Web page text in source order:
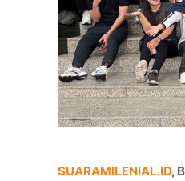
SUARAMILENIAL.ID,